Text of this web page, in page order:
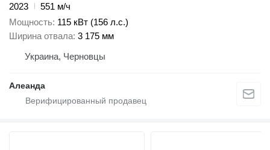
2023
551 м/ч
Мощность 115 кВт (156 л.с.)
Ширина отвала 3 175 мм
Украина, Черновцы
Алеанда